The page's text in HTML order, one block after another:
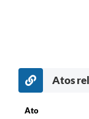
Atos
Ato